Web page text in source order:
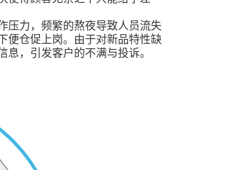
压力，频繁的熬夜导致人员流失
便仓促上岗。由于对新品特性缺
，引发客户的不满与投诉。